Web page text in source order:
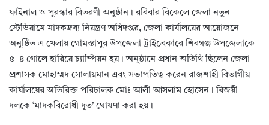
ফাইনাল ও পুরস্কার বিতরণী অনুষ্ঠান। রবিবার বিকেলে জেলা নতুন
স্টেডিয়ামে মাদকদ্রব্য নিয়ন্ত্রণ অধিদপ্তর, জেলা কার্যালয়ের আয়োজনে
অনুষ্ঠিত এ খেলায় গোমস্তাপুর উপজেলা ট্রাইব্রেকারে শিবগঞ্জ উপজেলাকে
৫–৪ গোলে হারিয়ে চ্যাম্পিয়ন হয়। অনুষ্ঠানে প্রধান অতিথি ছিলেন জেলা
প্রশাসক মোহাম্মদ সোলায়মান এবং সভাপতিত্ব করেন রাজশাহী বিভাগীয়
কার্যালয়ের অতিরিক্ত পরিচালক মোঃ আলী আসলাম হোসেন। বিজয়ী
দলকে ‘মাদকবিরোধী দূত’ ঘোষণা করা হয়।